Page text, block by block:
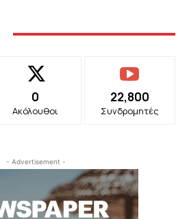
0
Ακόλουθοι
22,800
Συνδρομητές
- Advertisement -